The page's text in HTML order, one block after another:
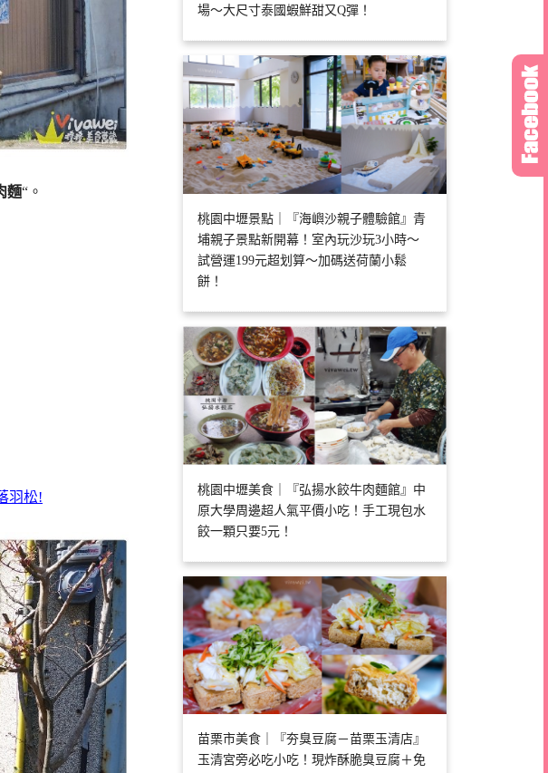
麵“。
羽松!
場～大尺寸泰國蝦鮮甜又Q彈！
桃園中壢景點｜『海嶼沙親子體驗館』青
埔親子景點新開幕！室內玩沙玩3小時～
試營運199元超划算～加碼送荷蘭小鬆
餅！
桃園中壢美食｜『弘揚水餃牛肉麵館』中
原大學周邊超人氣平價小吃！手工現包水
餃一顆只要5元！
苗栗市美食｜『夯臭豆腐－苗栗玉清店』
玉清宮旁必吃小吃！現炸酥脆臭豆腐＋免